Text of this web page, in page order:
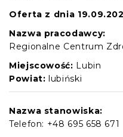
Oferta z dnia
Nazwa pracodawcy:
Regionalne Centrum
Miejscowość: Lubin
Powiat: lubiński
Nazwa stanowiska:
Telefon: +48 695 658 671